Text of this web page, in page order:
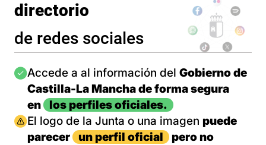
directorio
de redes sociales
Imagen
Accede a al información del Gobierno de
Castilla-La Mancha de forma segura
en
los perfiles oficiales.
Imagen
El logo de la Junta o una imagen puede
parecer
un perfil oficial
pero no